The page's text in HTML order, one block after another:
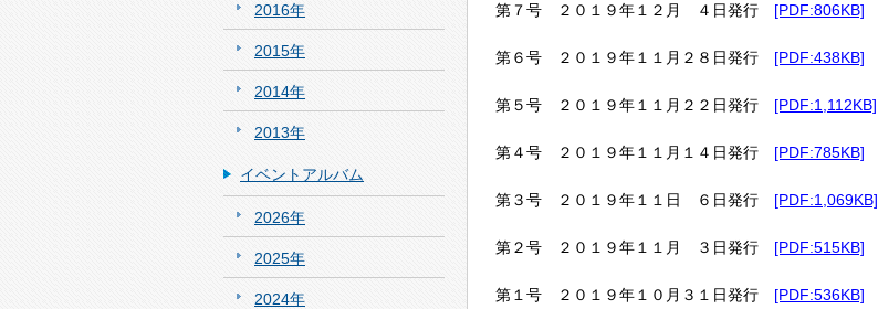
第７号 ２０１９年１２月 ４日発行 [PDF:806KB]
第６号 ２０１９年１１月２８日発行 [PDF:438KB]
第５号 ２０１９年１１月２２日発行 [PDF:1,112KB]
第４号 ２０１９年１１月１４日発行 [PDF:785KB]
第３号 ２０１９年１１日 ６日発行 [PDF:1,069KB]
第２号 ２０１９年１１月 ３日発行 [PDF:515KB]
第１号 ２０１９年１０月３１日発行 [PDF:536KB]
2016年
2015年
2014年
2013年
イベントアルバム
2026年
2025年
2024年